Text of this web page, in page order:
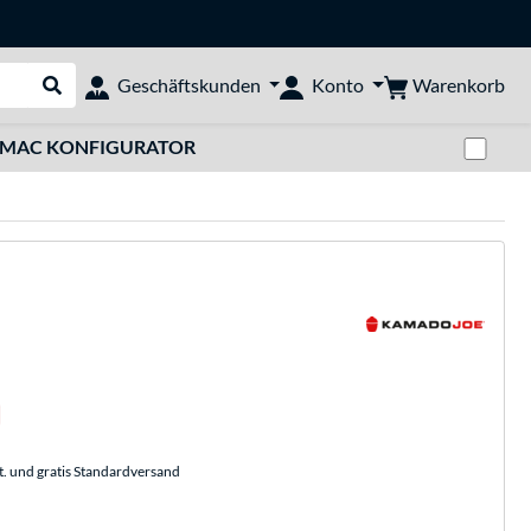
Suche durchführen
Geschäftskunden Konto Warenkorb
MAC KONFIGURATOR
und gratis Standardversand